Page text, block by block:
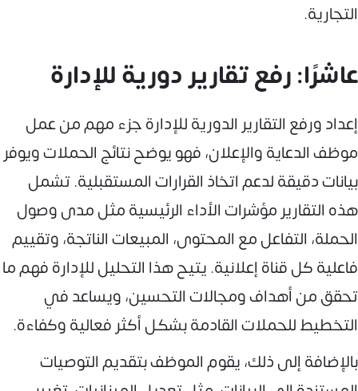
التجارية.
عاشرًا: رفع تقارير دورية للإدارة
إعداد ورفع التقارير الدورية للإدارة جزء مهم من عمل
موظف الدعاية والإعلان، فهو يوضح نتائج الحملات ويوفر
بيانات دقيقة لدعم اتخاذ القرارات المستقبلية. تشمل
هذه التقارير مؤشرات الأداء الرئيسية مثل مدى وصول
الحملة، التفاعل مع المحتوى، المبيعات الناتجة، وتقييم
فاعلية كل قناة إعلانية. يتيح هذا التحليل للإدارة فهم ما
تحقق من أهداف ومجالات التحسين، ويساعد في
التخطيط للحملات القادمة بشكل أكثر فعالية وكفاءة.
بالإضافة إلى ذلك، يقوم الموظف بتقديم التوصيات